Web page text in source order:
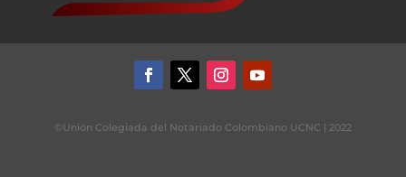
©Unión Colegiada del Notariado Colombiano UCNC | 2022